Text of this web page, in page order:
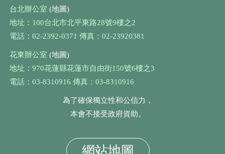
台北辦公室 (地圖)
地址：100台北市北平東路28號9樓之2
電話：02-2392-0371 傳真：02-23920381
花東辦公室 (地圖)
地址：970花蓮縣花蓮市自由街150號6樓之3
電話：03-8310916 傳真：03-8310916
為了確保獨立性和公信力，
本會不接受政府資助。
網站地圖